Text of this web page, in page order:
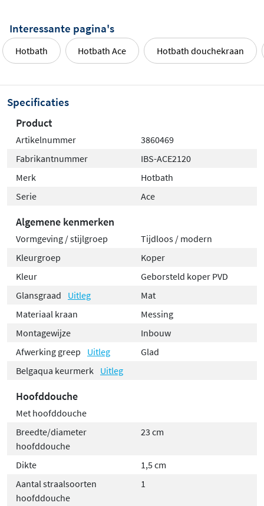
Interessante pagina's
Hotbath Hotbath Ace Hotbath douchekraan
Specificaties
Product
Artikelnummer
3860469
Fabrikantnummer
IBS-ACE2120
Merk
Hotbath
Serie
Ace
Algemene kenmerken
Vormgeving / stijlgroep
Tijdloos / modern
Kleurgroep
Koper
Kleur
Geborsteld koper PVD
Glansgraad
Uitleg
Mat
Materiaal kraan
Messing
Montagewijze
Inbouw
Afwerking greep
Uitleg
Glad
Belgaqua keurmerk
Uitleg
Hoofddouche
Met hoofddouche
Breedte/diameter
hoofddouche
23 cm
Dikte
1,5 cm
Aantal straalsoorten
hoofddouche
1